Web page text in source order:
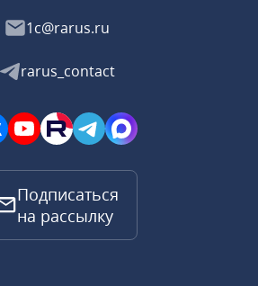
1c@rarus.ru
rarus_contact
Подписаться
на рассылку